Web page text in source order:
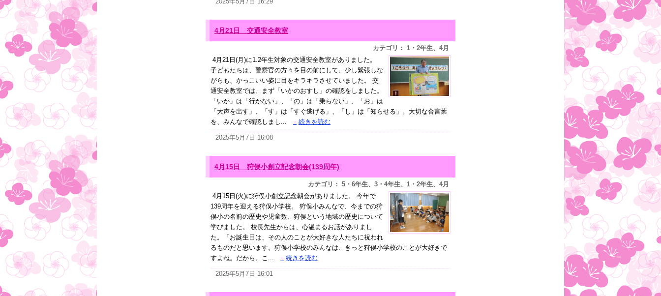
4月21日 交通安全教室
カテゴリ： 1・2年生、4月
4月21日(月)に1.2年生対象の交通安全教室がありました。
子どもたちは、警察官の方々を目の前にして、少し緊張しな
がらも、かっこいい姿に目をキラキラさせていました。 交
通安全教室では、まず「いかのおすし」の確認をしました。
「いか」は「行かない」、「の」は「乗らない」、「お」は
「大声を出す」、「す」は「すぐ逃げる」、「し」は「知らせる」。大切な合言葉
を、みんなで確認しまし...
» 続きを読む
2025年5月7日 16:08
4月15日 狩俣小創立記念朝会(139周年)
カテゴリ： 5・6年生、3・4年生、1・2年生、4月
4月15日(火)に狩俣小創立記念朝会がありました。 今年で
139周年を迎える狩俣小学校。 狩俣小みんなで、今までの狩
俣小の名前の歴史や児童数、狩俣という地域の歴史について
学びました。 校長先生からは、心温まるお話がありまし
た。「お誕生日は、その人のことが大好きな人たちに祝われ
るものだと思います。狩俣小学校のみんなは、きっと狩俣小学校のことが大好きで
すよね。だから、こ...
» 続きを読む
2025年5月7日 16:01